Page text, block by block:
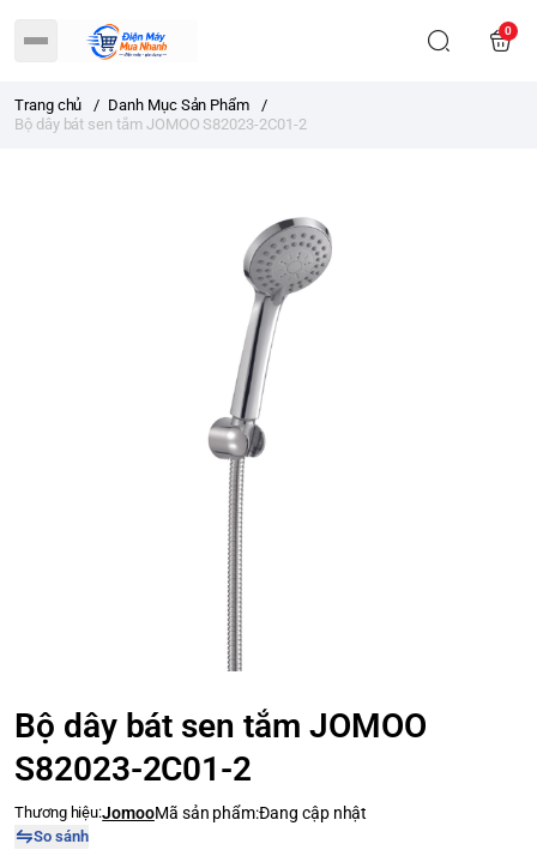
0
Trang chủ / Danh Mục Sản Phẩm
/
Bộ dây bát sen tắm JOMOO S82023-2C01-2
Bộ dây bát sen tắm JOMOO
S82023-2C01-2
Thương hiệu:JomooMã sản phẩm:Đang cập nhật
So sánh